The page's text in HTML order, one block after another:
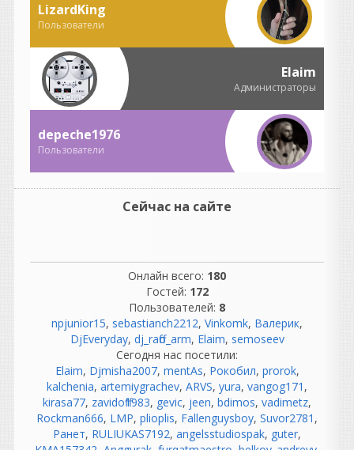
(он вообще довольно
кривой, кстати). А вот
берет вообще влёт, лучше
встроенного в S1. Впрочем,
я просто делюсь опытом, а
вы уже сами подбирайте
NewYork4017
написал 07.08.2026 в08:16
Вот здесь самое интересное.
Нет. Это уже никому не
интересно. Какой смысл
рассуждать о чисто
аналоговом звучании, если
давно и повсеместно
сплошная цифра? Теперь
спорят о том, какая ДАВ
лучше. :)
LizardKing
Пользователи
Elaim
Администраторы
depeche1976
Пользователи
Сейчас на сайте
Онлайн всего: 180
Гостей: 172
Пользователей: 8
npjunior15, sebastianch2212, Vinkomk, Валерик,
DjEveryday, dj_raffo_arm, Elaim, semoseev
Сегодня нас посетили:
Elaim, Djmisha2007, mentAs, Рокобил, prorok,
kalchenia, artemiygrachev, ARVS, yura, vangog171 ,
kirasa77, zavidoff1983, gevic, jeen, bdimos, vadimetz,
Rockman666, LMP, plioplis, Fallenguysboy, Suvor2781 ,
Ранет, RULIUKAS7192, angelsstudiospak, guter,